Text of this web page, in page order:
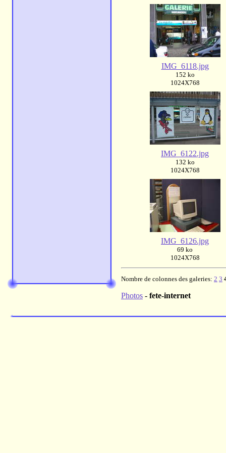
IMG_6118.jpg
152 ko
1024X768
IMG_6122.jpg
132 ko
1024X768
IMG_6126.jpg
69 ko
1024X768
Nombre de colonnes des galeries: 2 3
Photos - fete-internet